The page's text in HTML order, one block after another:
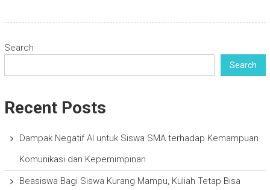
Search
Search
Recent Posts
Dampak Negatif AI untuk Siswa SMA terhadap Kemampuan
Komunikasi dan Kepemimpinan
Beasiswa Bagi Siswa Kurang Mampu, Kuliah Tetap Bisa